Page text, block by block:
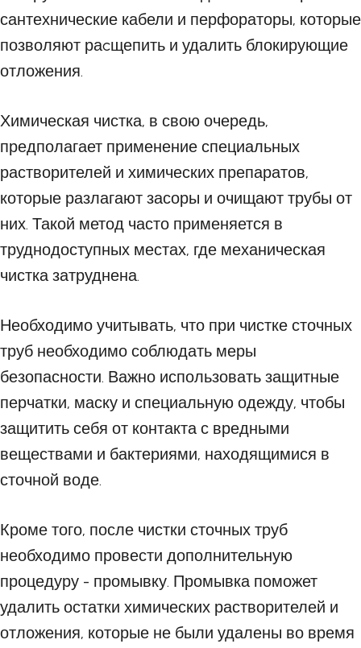
сантехнические кабели и перфораторы, которые
позволяют раcщепить и удалить блокирующие
отложения.
Химическая чистка, в свою очередь,
предполагает применение специальных
растворителей и химических препаратов,
которые разлагают засоры и очищают трубы от
них. Такой метод часто применяется в
труднодоступных местах, где механическая
чистка затруднена.
Необходимо учитывать, что при чистке сточных
труб необходимо соблюдать меры
безопасности. Важно использовать защитные
перчатки, маску и специальную одежду, чтобы
защитить себя от контакта с вредными
веществами и бактериями, находящимися в
сточной воде.
Кроме того, после чистки сточных труб
необходимо провести дополнительную
процедуру - промывку. Промывка поможет
удалить остатки химических растворителей и
отложения, которые не были удалены во время